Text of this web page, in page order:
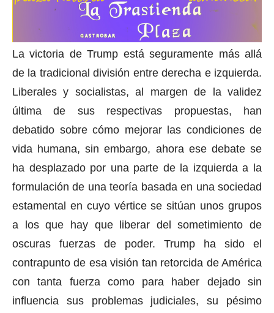
La victoria de Trump está seguramente más allá
de la tradicional división entre derecha e izquierda.
Liberales y socialistas, al margen de la validez
última de sus respectivas propuestas, han
debatido sobre cómo mejorar las condiciones de
vida humana, sin embargo, ahora ese debate se
ha desplazado por una parte de la izquierda a la
formulación de una teoría basada en una sociedad
estamental en cuyo vértice se sitúan unos grupos
a los que hay que liberar del sometimiento de
oscuras fuerzas de poder. Trump ha sido el
contrapunto de esa visión tan retorcida de América
con tanta fuerza como para haber dejado sin
influencia sus problemas judiciales, su pésimo